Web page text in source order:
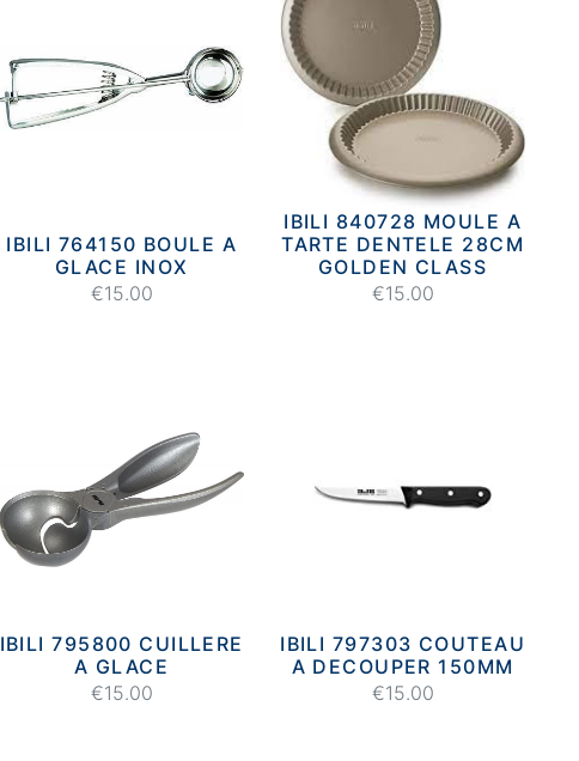
IBILI 764150 BOULE A
GLACE INOX
€15.00
IBILI 840728 MOULE A
TARTE DENTELE 28CM
GOLDEN CLASS
€15.00
IBILI 795800 CUILLERE
A GLACE
€15.00
IBILI 797303 COUTEAU
A DECOUPER 150MM
€15.00